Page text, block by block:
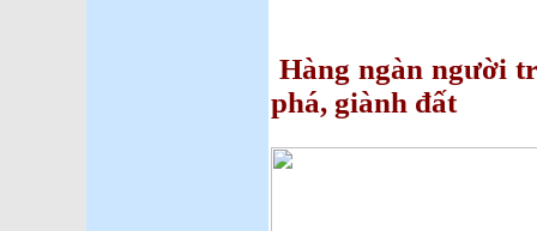
Hàng ngàn người
phá, giành đất